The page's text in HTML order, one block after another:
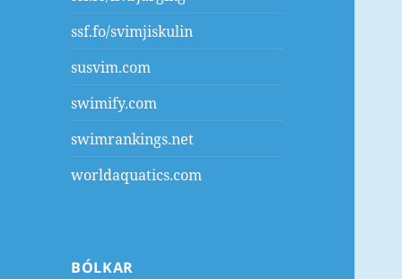
ssf.fo/svimjiskulin
susvim.com
swimify.com
swimrankings.net
worldaquatics.com
BÓLKAR